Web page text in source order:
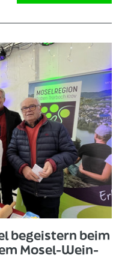
begeistern beim
Mosel-Wein-